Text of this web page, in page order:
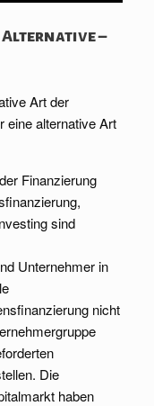
Alternative –
Art der
eine alternative Art
Finanzierung
sind
Unternehmer in
nicht
Die
haben